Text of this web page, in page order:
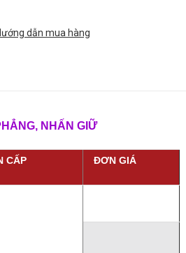
dẫn mua hàng
NHẤN GIỮ
CẤP ĐƠN GIÁ